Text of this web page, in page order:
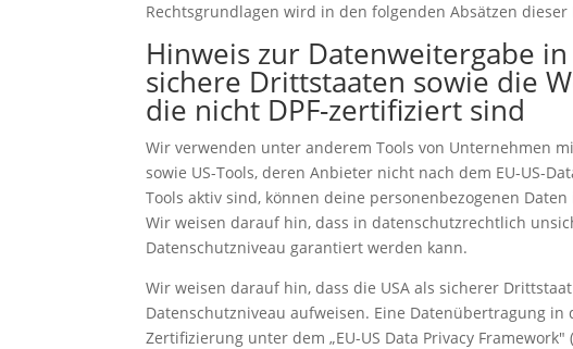
Rechtsgrundlagen wird in den folgenden Absätzen
Hinweis zur Datenweitergabe
sichere Drittstaaten sowie die
die nicht DPF-zertifiziert sind
Wir verwenden unter anderem Tools von Unternehmen
sowie US-Tools, deren Anbieter nicht nach dem EU-US-
Tools aktiv sind, können deine personenbezogenen
Wir weisen darauf hin, dass in datenschutzrechtlich
Datenschutzniveau garantiert werden kann.
Wir weisen darauf hin, dass die USA als sicherer
Datenschutzniveau aufweisen. Eine Datenübertragung
Zertifizierung unter dem „EU-US Data Privacy